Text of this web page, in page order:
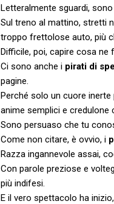
Letteralmente sguardi,
Sul treno al mattino, stretti
troppo frettolose auto, più
Difficile, poi, capire cosa ne
Ci sono anche i pirati di
pagine.
Perché solo un cuore
anime semplici e credulone
Sono persuaso che tu
Come non citare, è ovvio, i
Razza ingannevole assai,
Con parole preziose e
più indifesi.
E il vero spettacolo ha